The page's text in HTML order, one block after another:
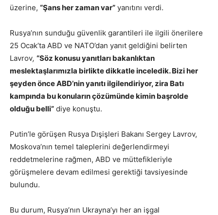
üzerine, “Şans her zaman var” yanıtını verdi.
Rusya’nın sunduğu güvenlik garantileri ile ilgili önerilere
25 Ocak’ta ABD ve NATO’dan yanıt geldiğini belirten
Lavrov, “Söz konusu yanıtları bakanlıktan
meslektaşlarımızla birlikte dikkatle inceledik. Bizi her
şeyden önce ABD’nin yanıtı ilgilendiriyor, zira Batı
kampında bu konuların çözümünde kimin başrolde
olduğu belli” diye konuştu.
Putin’le görüşen Rusya Dışişleri Bakanı Sergey Lavrov,
Moskova’nın temel taleplerini değerlendirmeyi
reddetmelerine rağmen, ABD ve müttefikleriyle
görüşmelere devam edilmesi gerektiği tavsiyesinde
bulundu.
Bu durum, Rusya’nın Ukrayna’yı her an işgal